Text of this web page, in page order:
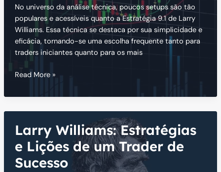
No universo da análise técnica, poucos setups são tão
populares e acessíveis quanto a Estratégia 9.1 de Larry
Williams. Essa técnica se destaca por sua simplicidade e
eficácia, tornando-se uma escolha frequente tanto para
traders iniciantes quanto para os mais
Estratégia
de
Guia
Completo
para
Traders
Read More »
Larry Williams: Estratégias
e Lições de um Trader de
Sucesso